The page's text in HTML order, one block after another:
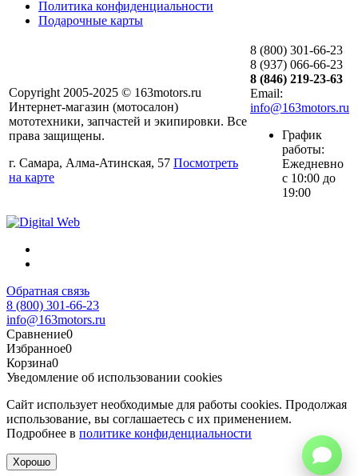
Политика конфиденциальности
Подарочные карты
Copyright 2005-2025 © 163motors.ru
Интернет-магазин (мотосалон)
мототехники, запчастей и экипировки. Все
права защищены.
г. Самара, Алма-Атинская, 57 Посмотреть
на карте
8 (800) 301-66-23
8 (937) 066-66-23
8 (846) 219-23-63
Email:
info@163motors.ru
График
работы:
Ежедневно
с 10:00 до
19:00
Обратная связь
8 (800) 301-66-23
info@163motors.ru
Сравнение0
Избранное0
Корзина0
Уведомление об использовании cookies
Сайт использует необходимые для работы cookies. Продолжая
использование, вы соглашаетесь с их применением.
Подробнее в политике конфиденциальности
Хорошо